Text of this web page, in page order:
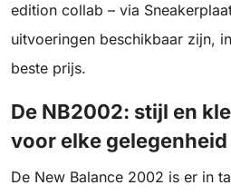
edition collab – via
uitvoeringen beschikbaar zijn,
beste prijs.
De NB2002: stijl en
voor elke gelegenheid
De New Balance 2002 is er in